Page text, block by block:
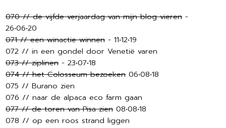
070 // de vijfde verjaardag van mijn blog vieren-
26•06•20
071 // een winactie winnen- 11•12•19
072 // in een gondel door Venetië varen
073 // ziplinen- 23•07•18
074 // het Colosseum bezoeken06•08•18
075 // Burano zien
076 // naar de alpaca eco farm gaan
077 // de toren van Pisa zien08•08•18
078 // op een roos strand liggen